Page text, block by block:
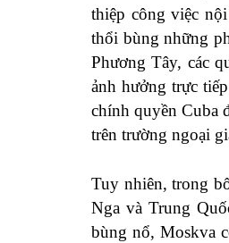
thiệp công việc
thổi bùng những
Phương Tây, các
ảnh hưởng trực
chính quyền Cuba
trên trường ngoại
Tuy nhiên, trong
Nga và Trung
bùng nổ, Moskva